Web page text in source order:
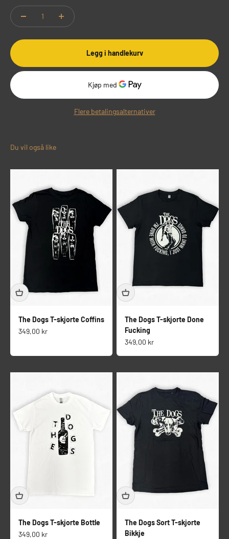
Legg i handlekurv
Flere betalingsalternativer
The Dogs T-skjorte Coffins
Salgspris
349,00 kr
The Dogs T-skjorte Done
Fucking
Salgspris
349,00 kr
The Dogs T-skjorte Bottle
Salgspris
349,00 kr
The Dogs Sort T-skjorte
Bikkje